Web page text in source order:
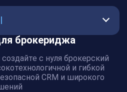
брокериджа
с нуля брокерский
и гибкой
CRM и широкого